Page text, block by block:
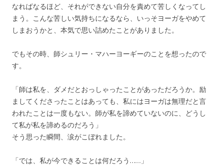
なればなるほど、それができない自分を責めて苦しくなってし
まう。こんな苦しい気持ちになるなら、いっそヨーガをやめて
しまおうかと、本気で思い詰めたことがありました。
でもその時、師シュリー・マハーヨーギーのことを想ったので
す。
「師は私を、ダメだとおっしゃったことがあっただろうか。励
ましてくださったことはあっても、私にはヨーガは無理だと言
われたことは一度もない。師が私を諦めていないのに、どうし
て私が私を諦めるのだろう」
そう思った瞬間、涙がこぼれました。
「では、私が今できることは何だろう……」